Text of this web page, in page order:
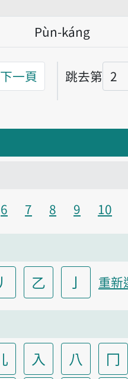
Pùn-káng
下一頁 跳去第
頁碼
6 7 8 9 10
乙 亅 重新
入 八 冂